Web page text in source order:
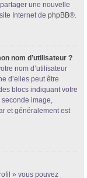
une nouvelle
Internet de phpBB®.
nom d’utilisateur ?
nom d’utilisateur
d’elles peut être
blocs indiquant votre
seconde image,
et généralement est
» vous pouvez